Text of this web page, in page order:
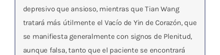
depresivo que ansioso, mientras que Tian Wang
tratará más útilmente el Vacío de Yin de Corazón, que
se manifiesta generalmente con signos de Plenitud,
aunque falsa, tanto que el paciente se encontrará